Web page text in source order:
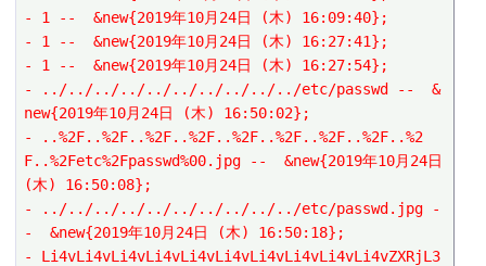
- 1 --  &new{2019年10月24日 (木) 16:09:40};
- 1 --  &new{2019年10月24日 (木) 16:27:41};
- 1 --  &new{2019年10月24日 (木) 16:27:54};
- ../../../../../../../../../../etc/passwd --  &
new{2019年10月24日 (木) 16:50:02};
- ..%2F..%2F..%2F..%2F..%2F..%2F..%2F..%2F..%2
F..%2Fetc%2Fpasswd%00.jpg --  &new{2019年10月24日
(木) 16:50:08};
- ../../../../../../../../../../etc/passwd.jpg -
-  &new{2019年10月24日 (木) 16:50:18};
- Li4vLi4vLi4vLi4vLi4vLi4vLi4vLi4vLi4vLi4vZXRjL3